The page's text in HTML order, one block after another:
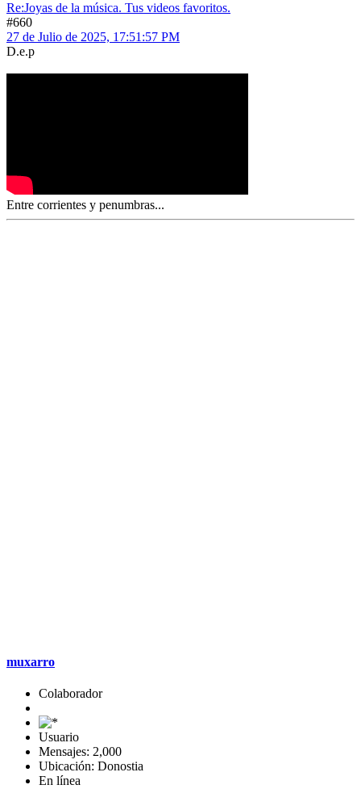
Re:Joyas de la música. Tus videos favoritos.
#660
27 de Julio de 2025, 17:51:57 PM
D.e.p
Entre corrientes y penumbras...
muxarro
Colaborador
Usuario
Mensajes: 2,000
Ubicación: Donostia
En línea